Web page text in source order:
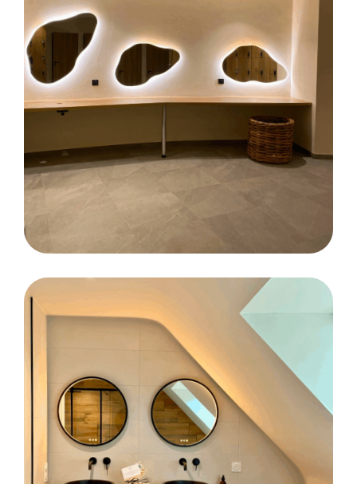
Pose des revêtements de sols et muraux
des vestiaires et sanitaires – Domaine Le